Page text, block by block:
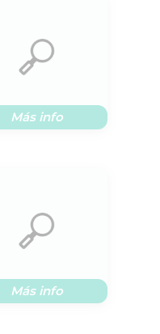
Más info
Más info